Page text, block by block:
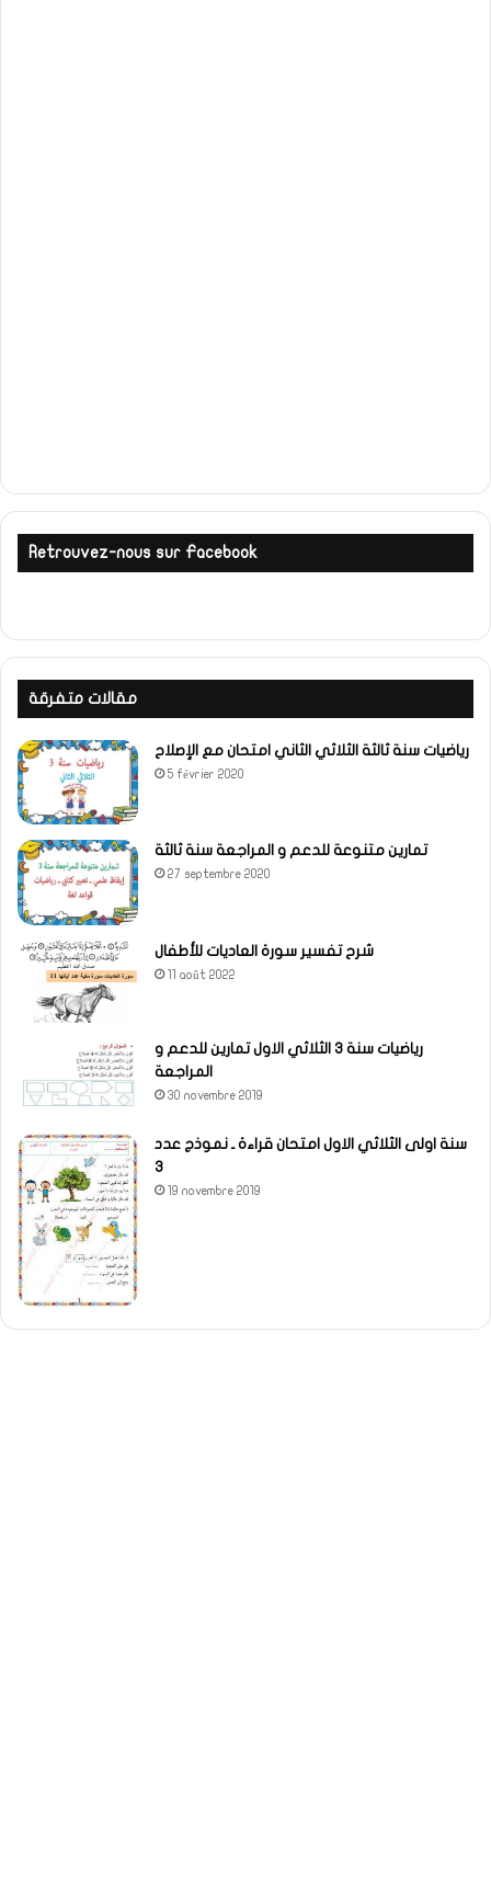
Retrouvez-nous sur Facebook
مقالات متفرقة
رياضيات سنة ثالثة الثلاثي الثاني امتحان مع الإصلاح
5 février 2020
تمارين متنوعة للدعم و المراجعة سنة ثالثة
27 septembre 2020
شرح تفسير سورة العاديات للأطفال
11 août 2022
رياضيات سنة 3 الثلاثي الاول تمارين للدعم و
المراجعة
30 novembre 2019
سنة اولى الثلاثي الاول امتحان قراءة ـ نموذج عدد
3
19 novembre 2019